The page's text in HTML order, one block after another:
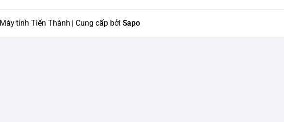
Máy tính Tiến Thành | Cung cấp bởi Sapo